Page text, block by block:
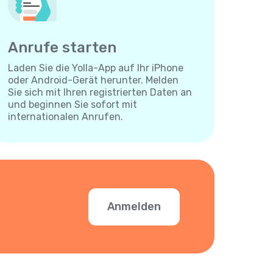
Anrufe starten
Laden Sie die Yolla-App auf Ihr iPhone
oder Android-Gerät herunter. Melden
Sie sich mit Ihren registrierten Daten an
und beginnen Sie sofort mit
internationalen Anrufen.
Anmelden